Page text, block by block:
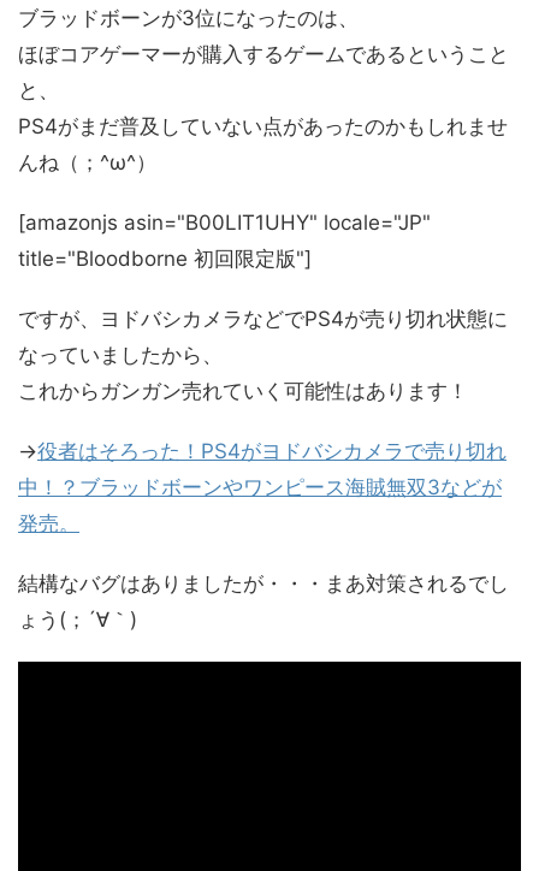
ブラッドボーンが3位になったのは、
ほぼコアゲーマーが購入するゲームであるということ
と、
PS4がまだ普及していない点があったのかもしれませ
んね（；^ω^）
[amazonjs asin="B00LIT1UHY" locale="JP"
title="Bloodborne 初回限定版"]
ですが、ヨドバシカメラなどでPS4が売り切れ状態に
なっていましたから、
これからガンガン売れていく可能性はあります！
→役者はそろった！PS4がヨドバシカメラで売り切れ
中！？ブラッドボーンやワンピース海賊無双3などが
発売。
結構なバグはありましたが・・・まあ対策されるでし
ょう(；´∀｀)